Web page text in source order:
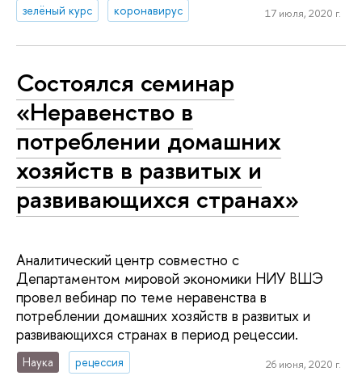
зелёный курс
коронавирус 17 июля, 2020 г.
Состоялся семинар
«Неравенство в
потреблении домашних
хозяйств в развитых и
развивающихся странах»
Аналитический центр совместно с
Департаментом мировой экономики НИУ ВШЭ
провел вебинар по теме неравенства в
потреблении домашних хозяйств в развитых и
развивающихся странах в период рецессии.
Наука рецессия 26 июня, 2020 г.